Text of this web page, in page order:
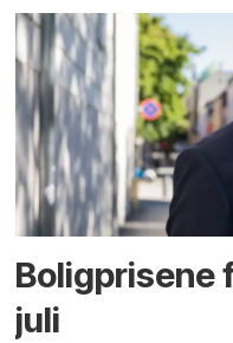
Boligprisene
juli